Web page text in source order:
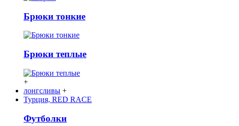
Брюки тонкие
Брюки теплые
+
лонгсливы +
Турция, RED RACE
Футболки